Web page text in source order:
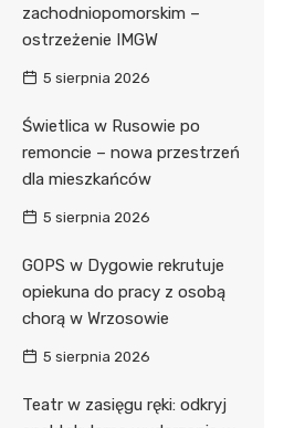
zachodniopomorskim –
ostrzeżenie IMGW
5 sierpnia 2026
Świetlica w Rusowie po
remoncie – nowa przestrzeń
dla mieszkańców
5 sierpnia 2026
GOPS w Dygowie rekrutuje
opiekuna do pracy z osobą
chorą w Wrzosowie
5 sierpnia 2026
Teatr w zasięgu ręki: odkryj